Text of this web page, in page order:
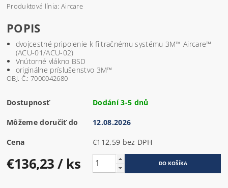
Produktová línia: Aircare
POPIS
dvojcestné pripojenie k filtračnému systému 3M™ Aircare™
(ACU-01/ACU-02)
Vnútorné vlákno BSD
originálne príslušenstvo 3M™
OBJ. Č.: 7000042680
Dostupnosť Dodání 3-5 dnů
Môžeme doručiť do 12.08.2026
Cena €112,59 bez DPH
€136,23/ ks